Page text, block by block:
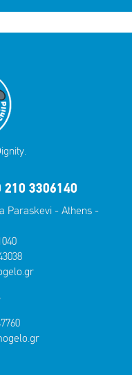
210 3306140
Paraskevi - Athens -